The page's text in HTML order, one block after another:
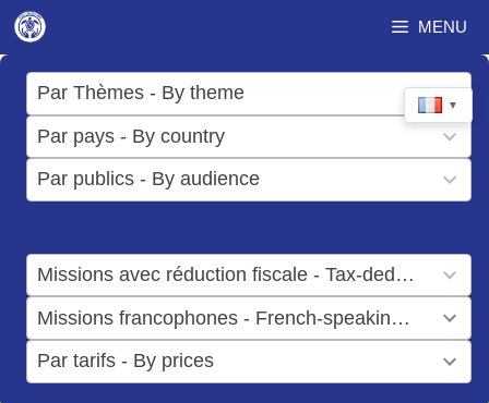
Aller
au
contenu
MENU
▼
Par Thèmes - By theme
17
results
available
Par pays - By country
50
results
available
Par publics - By audience
results
Missions avec réduction fiscale - Tax-deductible missions
result
available
Missions francophones - French-speaking missions
result
available
Par tarifs - By prices
results